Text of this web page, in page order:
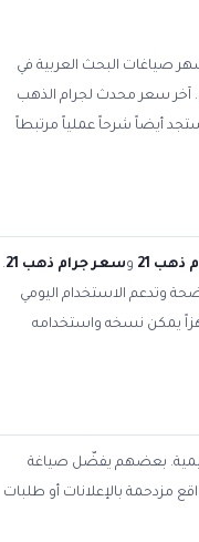
صياغات البحث العربية في
آخر سعر محدث لجرام الذهب
في مصر. ستجد أيضاً شرحاً عملياً مرتبطاً
ذهب 21 وسعر جرام ذهب 21
.
وتدعم الاستخدام اليومي
يمكن نسخه واستخدامه
بعضهم يفضّل صياغة
مزدحمة بالإعلانات أو طلبات